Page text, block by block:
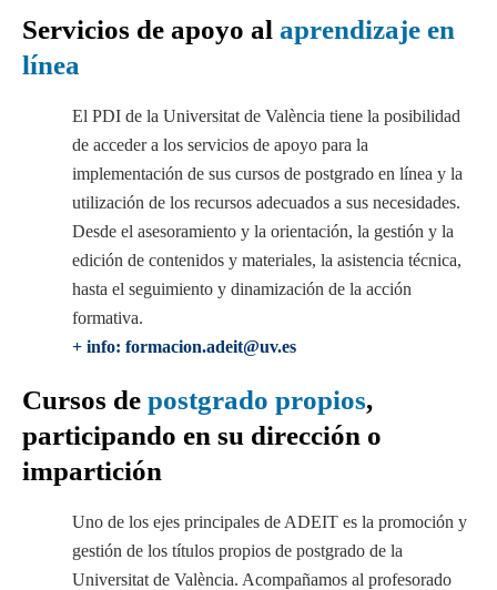
Servicios de apoyo al aprendizaje en
línea
El PDI de la Universitat de València tiene la posibilidad
de acceder a los servicios de apoyo para la
implementación de sus cursos de postgrado en línea y la
utilización de los recursos adecuados a sus necesidades.
Desde el asesoramiento y la orientación, la gestión y la
edición de contenidos y materiales, la asistencia técnica,
hasta el seguimiento y dinamización de la acción
formativa.
+ info: formacion.adeit@uv.es
Cursos de postgrado propios,
participando en su dirección o
impartición
Uno de los ejes principales de ADEIT es la promoción y
gestión de los títulos propios de postgrado de la
Universitat de València. Acompañamos al profesorado